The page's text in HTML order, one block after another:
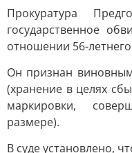
Прокуратура
государственное
отношении 56-
Он признан
(хранение в целях
маркировки,
размере).
В суде установлено,